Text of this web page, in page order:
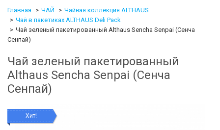
Главная ЧАЙ
Чайная коллекция ALTHAUS
Чай в пакетиках ALTHAUS Deli Pack
Чай зеленый пакетированный Althaus Sencha Senpai (Сенча
Сенпай)
Чай зеленый пакетированный
Althaus Sencha Senpai (Сенча
Сенпай)
Хит!